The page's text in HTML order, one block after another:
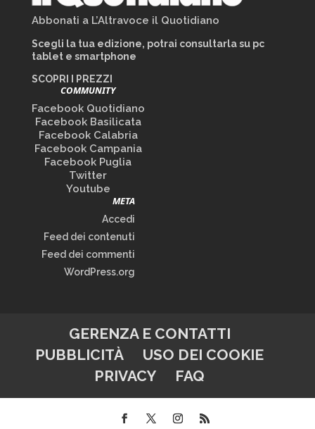
Abbonati a L’Altravoce il Quotidiano
Scegli la tua edizione, potrai consultarla su pc
tablet e smartphone
SCOPRI I PREZZI
COMMUNITY
Facebook Quotidiano
Facebook Basilicata
Facebook Calabria
Facebook Campania
Facebook Puglia
Twitter
Youtube
META
Accedi
Feed dei contenuti
Feed dei commenti
WordPress.org
GERENZA E CONTATTI
PUBBLICITÀ
USO DEI COOKIE
PRIVACY
FAQ